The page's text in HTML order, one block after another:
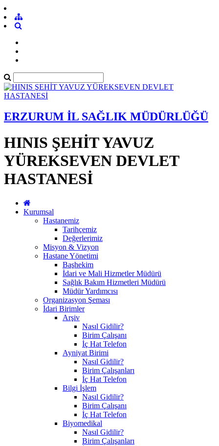
ERZURUM İL SAĞLIK MÜDÜRLÜĞÜ
HINIS ŞEHİT YAVUZ
YÜREKSEVEN DEVLET
HASTANESİ
Kurumsal
Hastanemiz
Tarihçemiz
Değerlerimiz
Misyon & Vizyon
Hastane Yönetimi
Başhekim
İdari ve Mali Hizmetler Müdürü
Sağlık Bakım Hizmetleri Müdürü
Müdür Yardımcısı
Organizasyon Şeması
İdari Birimler
Arşiv
Nasıl Gidilir?
Birim Çalışanı
İç Hat Telefon
Ayniyat Birimi
Nasıl Gidilir?
Birim Çalışanları
İç Hat Telefon
Bilgi İşlem
Nasıl Gidilir?
Birim Çalışanı
İç Hat Telefon
Biyomedikal
Nasıl Gidilir?
Birim Çalışanları